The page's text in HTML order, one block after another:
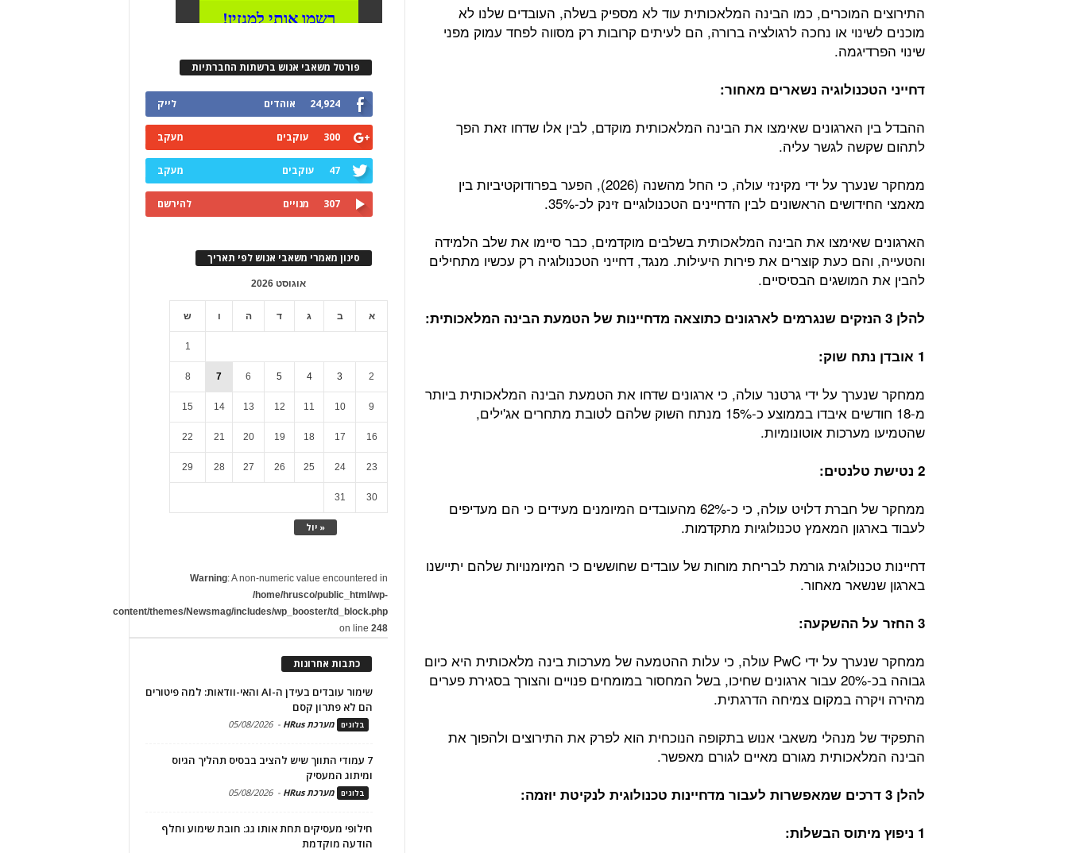
התירוצים המוכרים, כמו הבינה המלאכותית עוד לא מספיק בשלה, העובדים שלנו לא
מוכנים לשינוי או נחכה לרגולציה ברורה, הם לעיתים קרובות רק מסווה לפחד עמוק מפני
שינוי הפרדיגמה.
דחייני הטכנולוגיה נשארים מאחור:
ההבדל בין הארגונים שאימצו את הבינה המלאכותית מוקדם, לבין אלו שדחו זאת הפך
לתהום שקשה לגשר עליה.
ממחקר שנערך על ידי מקינזי עולה, כי החל מהשנה (2026), הפער בפרודוקטיביות בין
מאמצי החידושים הראשונים לבין הדחיינים הטכנולוגיים זינק לכ-35%.
הארגונים שאימצו את הבינה המלאכותית בשלבים מוקדמים, כבר סיימו את שלב הלמידה
והטעייה, והם כעת קוצרים את פירות היעילות. מנגד, דחייני הטכנולוגיה רק עכשיו מתחילים
להבין את המושגים הבסיסיים.
להלן 3 הנזקים שנגרמים לארגונים כתוצאה מדחיינות של הטמעת הבינה המלאכותית:
1 אובדן נתח שוק:
ממחקר שנערך על ידי גרטנר עולה, כי ארגונים שדחו את הטמעת הבינה המלאכותית ביותר
מ-18 חודשים איבדו בממוצע כ-15% מנתח השוק שלהם לטובת מתחרים אג'ילים,
שהטמיעו מערכות אוטונומיות.
2 נטישת טלנטים:
ממחקר של חברת דלויט עולה, כי כ-62% מהעובדים המיומנים מעידים כי הם מעדיפים
לעבוד בארגון המאמץ טכנולוגיות מתקדמות.
דחיינות טכנולוגית גורמת לבריחת מוחות של עובדים שחוששים כי המיומנויות שלהם יתיישנו
בארגון שנשאר מאחור.
3 החזר על ההשקעה:
ממחקר שנערך על ידי PwC עולה, כי עלות ההטמעה של מערכות בינה מלאכותית היא כיום
גבוהה בכ-20% עבור ארגונים שחיכו, בשל המחסור במומחים פנויים והצורך בסגירת פערים
מהירה ויקרה במקום צמיחה הדרגתית.
התפקיד של מנהלי משאבי אנוש בתקופה הנוכחית הוא לפרק את התירוצים ולהפוך את
הבינה המלאכותית מגורם מאיים לגורם מאפשר.
להלן 3 דרכים שמאפשרות לעבור מדחיינות טכנולוגית לנקיטת יוזמה:
1 ניפוץ מיתוס הבשלות:
פורטל משאבי אנוש ברשתות החברתיות
24,924 אוהדים לייק
300 עוקבים מעקב
47 עוקבים מעקב
307 מנויים להירשם
סינון מאמרי משאבי אנוש לפי תאריך
אוגוסט 2026
א ב ג ד ה ו ש
« יול
1
2
3
4
5
6
7
8
9
10
11
12
13
14
15
16
17
18
19
20
21
22
23
24
25
26
27
28
29
30
31
Warning: A non-numeric value encountered in
/home/hrusco/public_html/wp-
content/themes/Newsmag/includes/wp_booster/td_block.php
on line248
כתבות אחרונות
שימור עובדים בעידן ה-AI והאי-וודאות: למה פיטורים
הם לא פתרון קסם
בלוגים מערכת HRus -
05/08/2026
7 עמודי התווך שיש להציב בבסיס תהליך הגיוס
ומיתוג המעסיק
בלוגים מערכת HRus -
05/08/2026
חילופי מעסיקים תחת אותו גג: חובת שימוע וחלף
הודעה מוקדמת